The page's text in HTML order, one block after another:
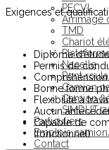
PECVL
Arrimage
TMD
Chariot
Nacelle
Pont
Camion
Camion
SIMDUT
Particuliers
Emplois
Contact
Exigences et
Diplôme
Permis de
Bonne forme
Flexibilité à
Aucun
Capable de
(fonctionnel)